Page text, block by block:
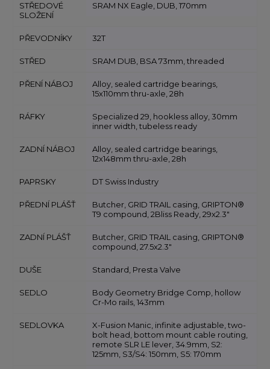
STŘEDOVÉ
SLOŽENÍ
SRAM NX Eagle, DUB, 170mm
PŘEVODNÍKY 32T
STŘED SRAM DUB, BSA 73mm, threaded
PŘENÍ NÁBOJ
Alloy, sealed cartridge bearings,
15x110mm thru-axle, 28h
RÁFKY
Specialized 29, hookless alloy, 30mm
inner width, tubeless ready
ZADNÍ NÁBOJ
Alloy, sealed cartridge bearings,
12x148mm thru-axle, 28h
PAPRSKY DT Swiss Industry
PŘEDNÍ PLÁŠŤ
Butcher, GRID TRAIL casing, GRIPTON®
T9 compound, 2Bliss Ready, 29x2.3"
ZADNÍ PLÁŠŤ
Butcher, GRID TRAIL casing, GRIPTON®
compound, 27.5x2.3"
DUŠE Standard, Presta Valve
SEDLO
Body Geometry Bridge Comp, hollow
Cr-Mo rails, 143mm
SEDLOVKA
X-Fusion Manic, infinite adjustable, two-
bolt head, bottom mount cable routing,
remote SLR LE lever, 34.9mm, S2:
125mm, S3/S4: 150mm, S5: 170mm